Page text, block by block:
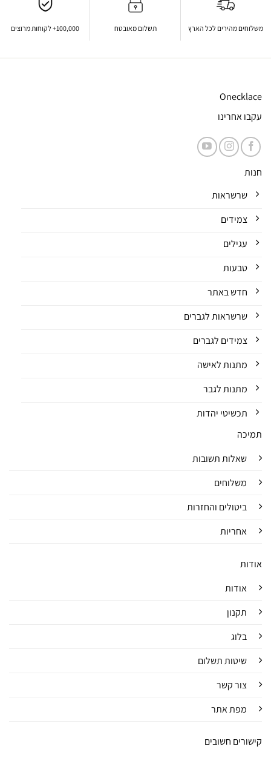
משלוחים מהירים לכל הארץ תשלום מאובטח 100,000+ לקוחות מרוצים
Onecklace
עקבו אחרינו
חנות
שרשראות
צמידים
עגילים
טבעות
חדש באתר
שרשראות לגברים
צמידים לגברים
מתנות לאישה
מתנות לגבר
תכשיטי יהדות
תמיכה
שאלות תשובות
משלוחים
ביטולים והחזרות
אחריות
אודות
אודות
תקנון
בלוג
שיטות תשלום
צור קשר
מפת אתר
קישורים חשובים